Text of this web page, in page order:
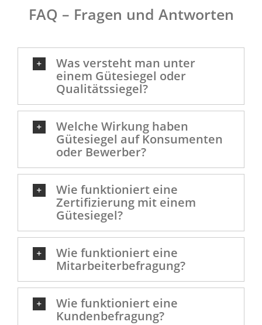
FAQ – Fragen und Antworten
Was versteht man unter
einem Gütesiegel oder
Qualitätssiegel?
Welche Wirkung haben
Gütesiegel auf Konsumenten
oder Bewerber?
Wie funktioniert eine
Zertifizierung mit einem
Gütesiegel?
Wie funktioniert eine
Mitarbeiterbefragung?
Wie funktioniert eine
Kundenbefragung?